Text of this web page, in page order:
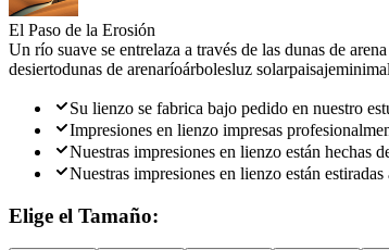
El Paso de la Erosión
Un río suave se entrelaza a través de las dunas de
desiertodunas de arenaríoárbolesluz solarpaisaje
Su lienzo se fabrica bajo pedido en nuestro
Impresiones en lienzo impresas
Nuestras impresiones en lienzo están hechas
Nuestras impresiones en lienzo están
Elige el Tamaño: